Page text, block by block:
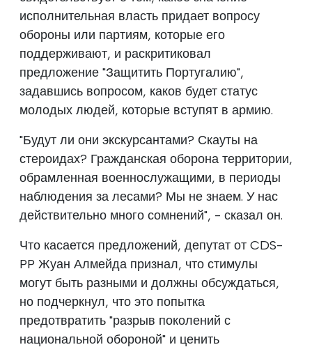
исполнительная власть придает вопросу
обороны или партиям, которые его
поддерживают, и раскритиковал
предложение "Защитить Португалию",
задавшись вопросом, каков будет статус
молодых людей, которые вступят в армию.
"Будут ли они экскурсантами? Скауты на
стероидах? Гражданская оборона территории,
обрамленная военнослужащими, в периоды
наблюдения за лесами? Мы не знаем. У нас
действительно много сомнений", - сказал он.
Что касается предложений, депутат от CDS-
PP Жуан Алмейда признал, что стимулы
могут быть разными и должны обсуждаться,
но подчеркнул, что это попытка
предотвратить "разрыв поколений с
национальной обороной" и ценить